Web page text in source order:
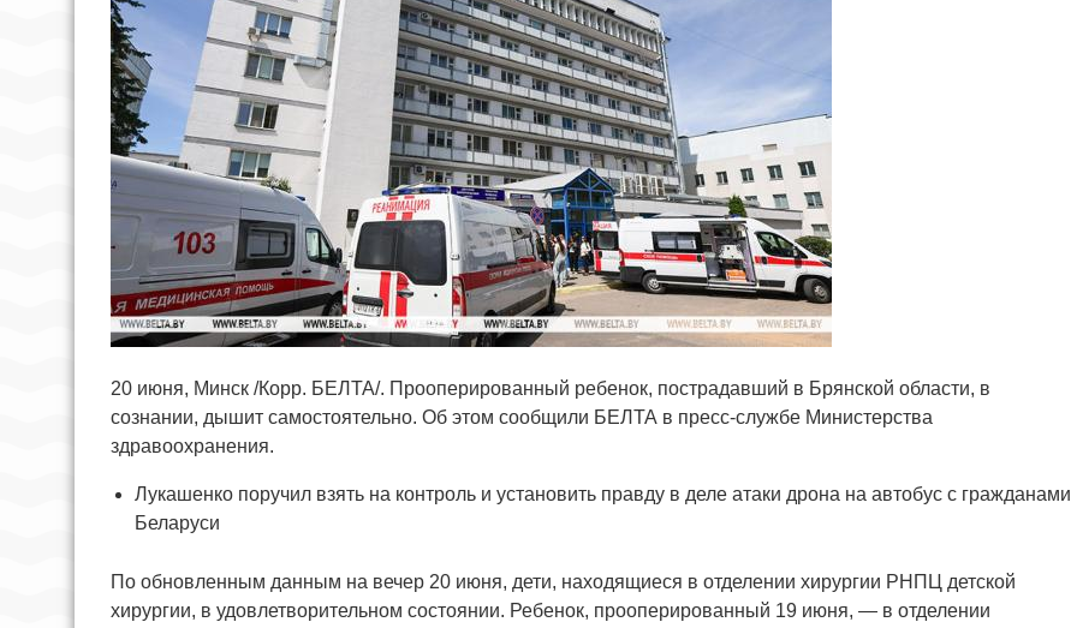
20 июня, Минск /Корр. БЕЛТА/. Прооперированный ребенок, пострадавший в Брянской области, в
сознании, дышит самостоятельно. Об этом сообщили БЕЛТА в пресс-службе Министерства
здравоохранения.
Лукашенко поручил взять на контроль и установить правду в деле атаки дрона на автобус с гражданами
Беларуси
По обновленным данным на вечер 20 июня, дети, находящиеся в отделении хирургии РНПЦ детской
хирургии, в удовлетворительном состоянии. Ребенок, прооперированный 19 июня, — в отделении